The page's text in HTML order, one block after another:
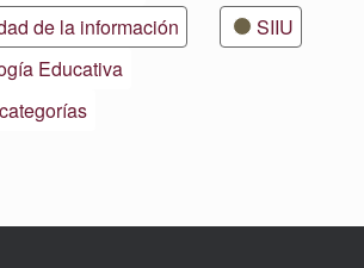
de la información
SIIU
Educativa